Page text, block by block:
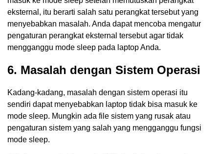
eksternal, itu berarti salah satu perangkat tersebut yang
menyebabkan masalah. Anda dapat mencoba mengatur
pengaturan perangkat eksternal tersebut agar tidak
mengganggu mode sleep pada laptop Anda.
6. Masalah dengan Sistem Operasi
Kadang-kadang, masalah dengan sistem operasi itu
sendiri dapat menyebabkan laptop tidak bisa masuk ke
mode sleep. Mungkin ada file sistem yang rusak atau
pengaturan sistem yang salah yang mengganggu fungsi
mode sleep.